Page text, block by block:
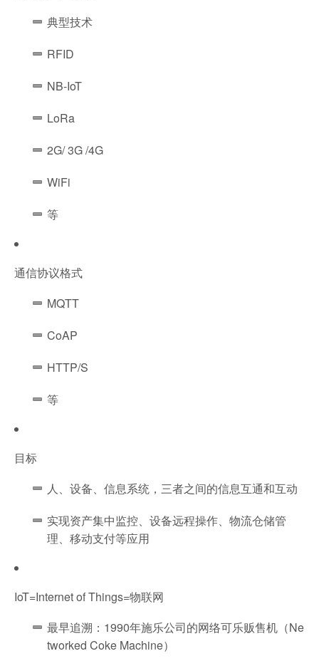
典型技术
RFID
NB-IoT
LoRa
2G/ 3G /4G
WiFi
等
通信协议格式
MQTT
CoAP
HTTP/S
等
目标
人、设备、信息系统，三者之间的信息互通和互动
实现资产集中监控、设备远程操作、物流仓储管
理、移动支付等应用
IoT=Internet of Things=物联网
最早追溯：1990年施乐公司的网络可乐贩售机（Ne
tworked Coke Machine）